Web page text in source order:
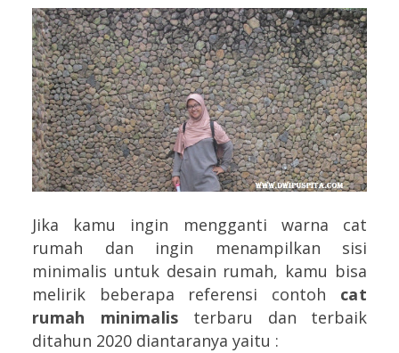
Jika kamu ingin mengganti warna cat
rumah dan ingin menampilkan sisi
minimalis untuk desain rumah, kamu bisa
melirik beberapa referensi contoh cat
rumah minimalis terbaru dan terbaik
ditahun 2020 diantaranya yaitu :